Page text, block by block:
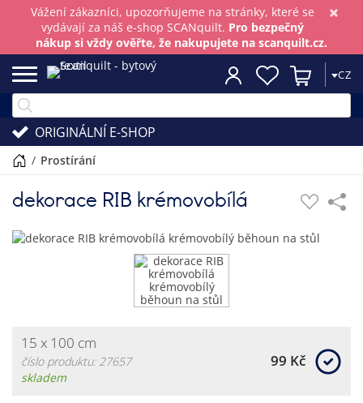
×
Vážení zákazníci, upozorňujeme na stránky, které se
vydávají za náš e-shop SCANquilt. Pro bezpečný
nákup si vždy ověřte, že nakupujete na scanquilt.cz.
CZ
ORIGINÁLNÍ E-SHOP
/ prostírání
dekorace RIB krémovobílá
15 x 100 cm
číslo produktu: 27657
skladem
99 Kč